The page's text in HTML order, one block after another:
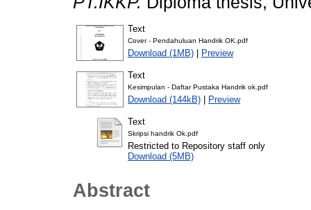
Text
Cover - Pendahuluan Handrik OK.pdf
Download (1MB) | Preview
Text
Kesimpulan - Daftar Pustaka Handrik ok.pdf
Download (144kB) | Preview
Text
Skripsi handrik Ok.pdf
Restricted to Repository staff only
Download (5MB)
Abstract